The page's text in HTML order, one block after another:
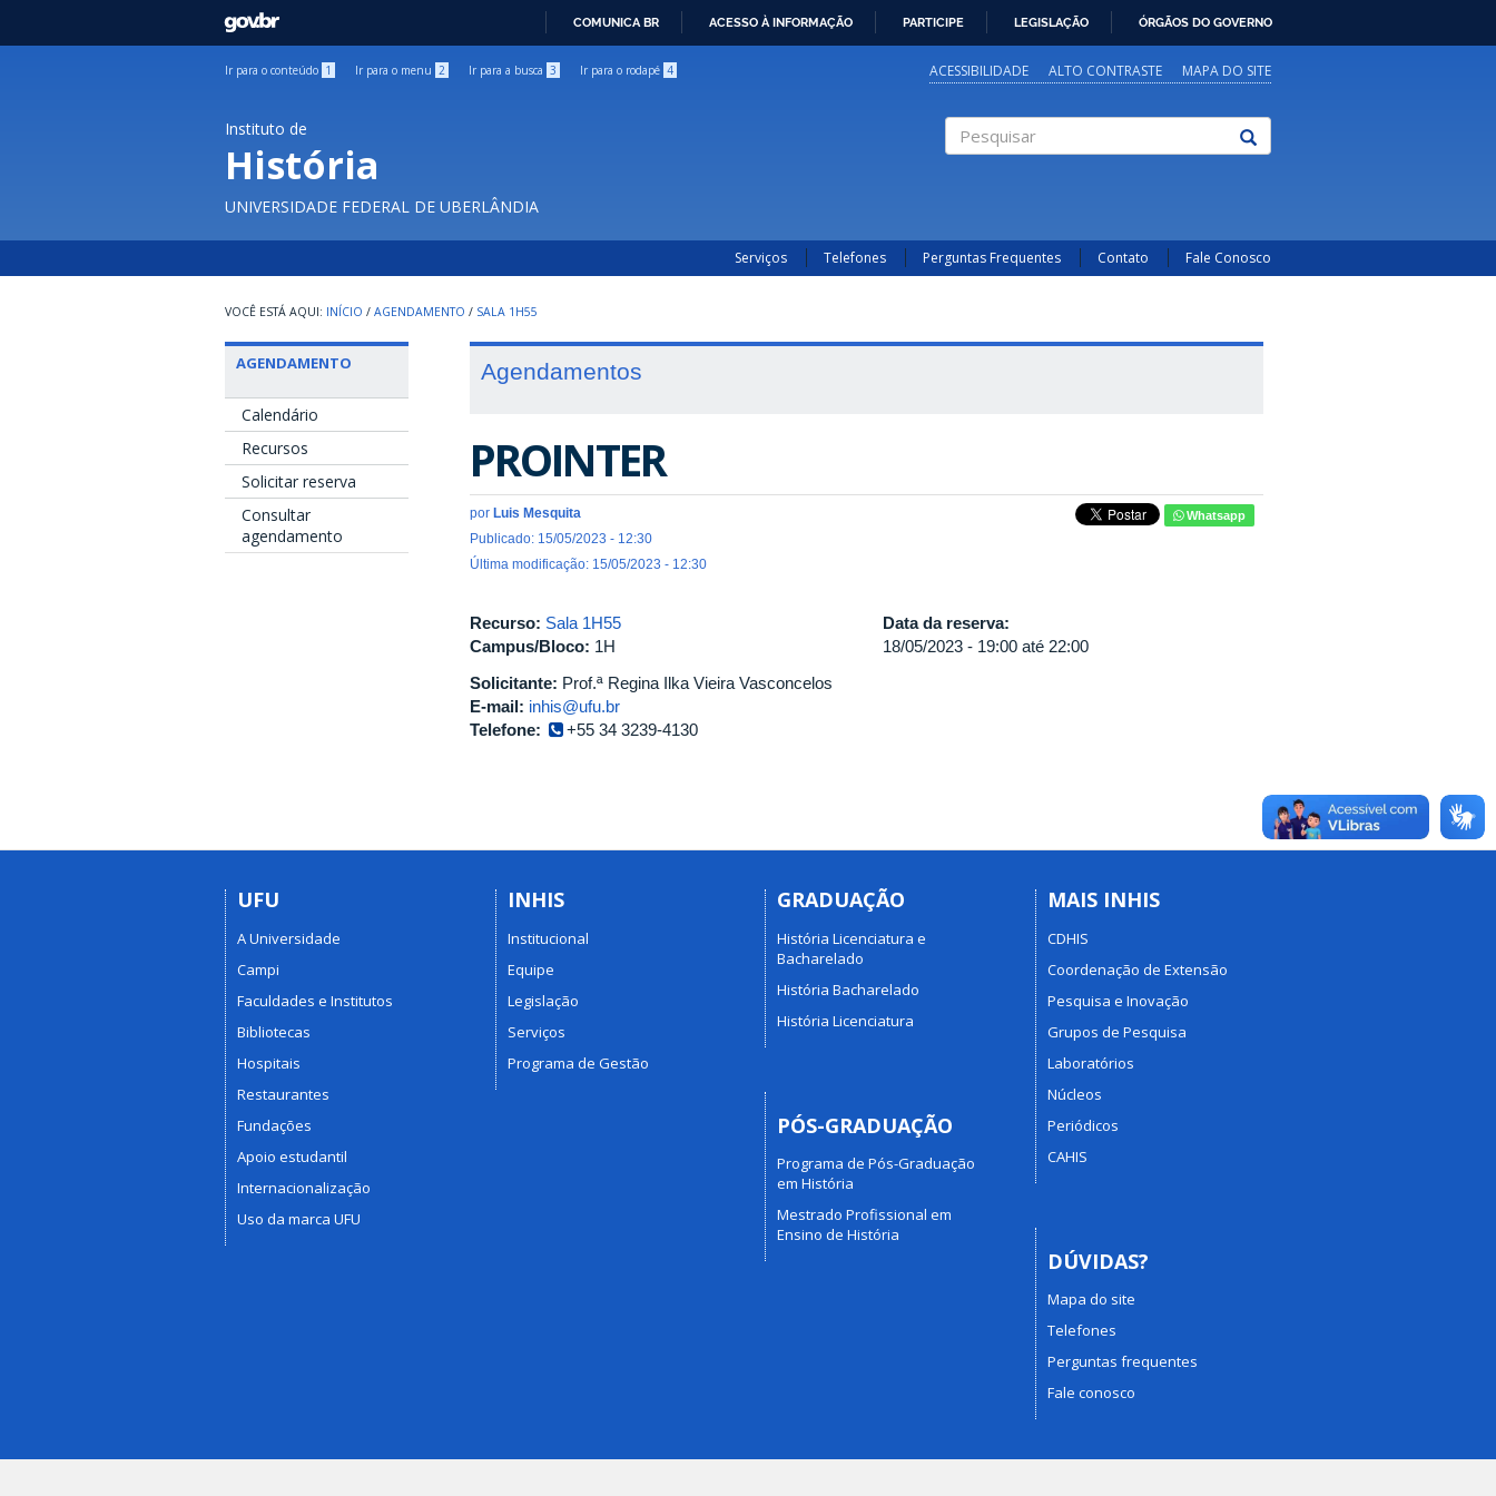
GOVBR
COMUNICA BR ACESSO À INFORMAÇÃO PARTICIPE LEGISLAÇÃO ÓRGÃOS DO GOVERNO
Ir para o conteúdo 1 Ir para o menu 2 Ir para a busca 3 Ir para o rodapé 4 ACESSIBILIDADE ALTO CONTRASTE MAPA DO SITE
Instituto de
História
UNIVERSIDADE FEDERAL DE UBERLÂNDIA
Serviços Telefones Perguntas Frequentes Contato Fale Conosco
INÍCIO / AGENDAMENTO / SALA 1H55
AGENDAMENTO
Calendário
Recursos
Solicitar reserva
Consultar
agendamento
Agendamentos
PROINTER
por Luis Mesquita
Publicado: 15/05/2023 - 12:30
Última modificação: 15/05/2023 - 12:30
Whatsapp
Recurso: Sala 1H55
Campus/Bloco: 1H
Solicitante: Prof.ª Regina Ilka Vieira Vasconcelos
E-mail: inhis@ufu.br
Telefone:
+55 34 3239-4130
Data da reserva:
18/05/2023 - 19:00 até 22:00
UFU
A Universidade
Campi
Faculdades e Institutos
Bibliotecas
Hospitais
Restaurantes
Fundações
Apoio estudantil
Internacionalização
Uso da marca UFU
INHIS
Institucional
Equipe
Legislação
Serviços
Programa de Gestão
GRADUAÇÃO
História Licenciatura e
Bacharelado
História Bacharelado
História Licenciatura
PÓS-GRADUAÇÃO
Programa de Pós-Graduação
em História
Mestrado Profissional em
Ensino de História
MAIS INHIS
CDHIS
Coordenação de Extensão
Pesquisa e Inovação
Grupos de Pesquisa
Laboratórios
Núcleos
Periódicos
CAHIS
DÚVIDAS?
Mapa do site
Telefones
Perguntas frequentes
Fale conosco